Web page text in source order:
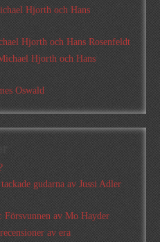
Hjorth och Hans
Hjorth och Hans Rosenfeldt
Hjorth och Hans
Oswald
gudarna av Jussi Adler
Försvunnen av Mo Hayder
av era